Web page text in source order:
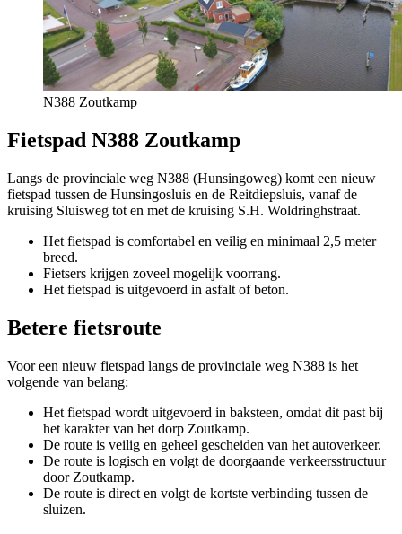
N388 Zoutkamp
Fietspad N388 Zoutkamp
Langs de provinciale weg N388 (Hunsingoweg) komt een nieuw
fietspad tussen de Hunsingosluis en de Reitdiepsluis, vanaf de
kruising Sluisweg tot en met de kruising S.H. Woldringhstraat.
Het fietspad is comfortabel en veilig en minimaal 2,5 meter
breed.
Fietsers krijgen zoveel mogelijk voorrang.
Het fietspad is uitgevoerd in asfalt of beton.
Betere fietsroute
Voor een nieuw fietspad langs de provinciale weg N388 is het
volgende van belang:
Het fietspad wordt uitgevoerd in baksteen, omdat dit past bij
het karakter van het dorp Zoutkamp.
De route is veilig en geheel gescheiden van het autoverkeer.
De route is logisch en volgt de doorgaande verkeersstructuur
door Zoutkamp.
De route is direct en volgt de kortste verbinding tussen de
sluizen.